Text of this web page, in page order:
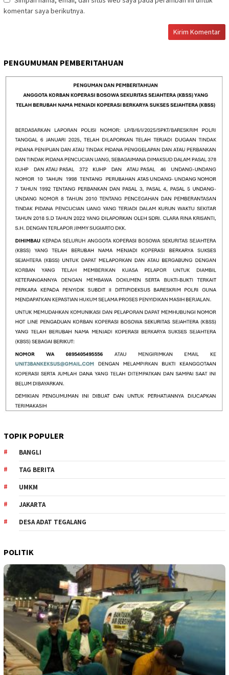
komentar saya berikutnya.
PENGUMUMAN PEMBERITAHUAN
TOPIK POPULER
BANGLI
TAG BERITA
UMKM
JAKARTA
DESA ADAT TEGALANG
POLITIK